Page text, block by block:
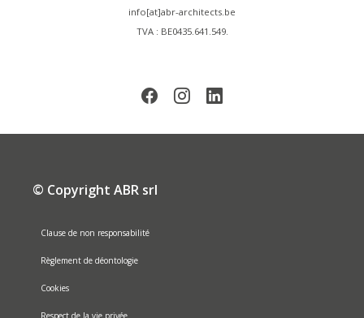
info[at]abr-architects.be
TVA : BE0435.641.549.
© Copyright ABR srl
Clause de non responsabilité
Règlement de déontologie
Cookies
Respect de la vie privée